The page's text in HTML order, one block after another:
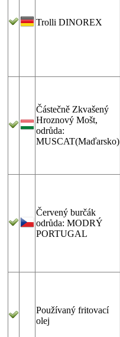
Trolli DINOREX
Částečně Zkvašený
Hroznový Mošt,
odrůda:
MUSCAT(Maďarsko)
Červený burčák
odrůda: MODRÝ
PORTUGAL
Používaný fritovací
olej